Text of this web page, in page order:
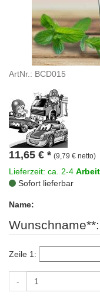
ArtNr.: BCD015
11,65 € * (9,79 € netto)
Lieferzeit: ca. 2-4
Sofort lieferbar
Name:
Wunschname**:
Zeile 1:
-